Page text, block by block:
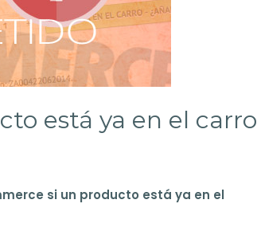
está ya en el carro
si un producto está ya en el